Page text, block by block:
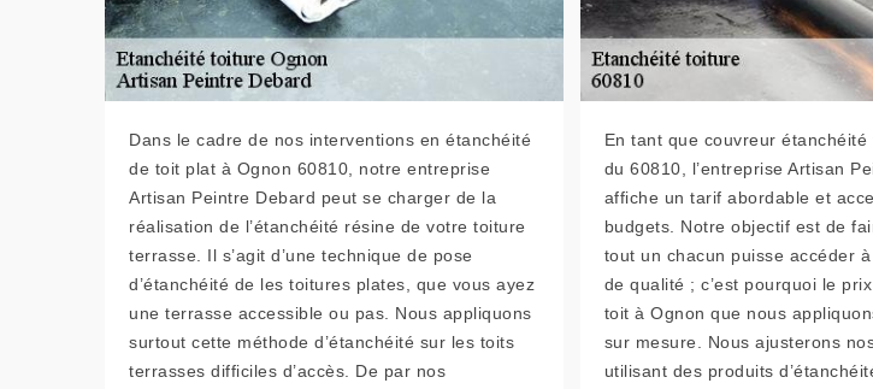
Dans le cadre de nos interventions en étanchéité
de toit plat à Ognon 60810, notre entreprise
Artisan Peintre Debard peut se charger de la
réalisation de l’étanchéité résine de votre toiture
terrasse. Il s’agit d’une technique de pose
d’étanchéité de les toitures plates, que vous ayez
une terrasse accessible ou pas. Nous appliquons
surtout cette méthode d’étanchéité sur les toits
terrasses difficiles d’accès. De par nos
En tant que couvreur
du 60810, l’entreprise Artisan
affiche un tarif abordable et
budgets. Notre objectif est de
tout un chacun puisse accéder
de qualité ; c’est pourquoi le
toit à Ognon que nous
sur mesure. Nous ajusterons
utilisant des produits